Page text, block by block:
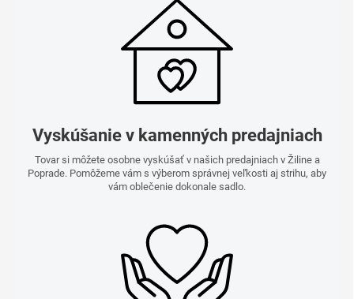
Vyskúšanie v kamenných predajniach
Tovar si môžete osobne vyskúšať v našich predajniach v Žiline a
Poprade. Pomôžeme vám s výberom správnej veľkosti aj strihu, aby
vám oblečenie dokonale sadlo.